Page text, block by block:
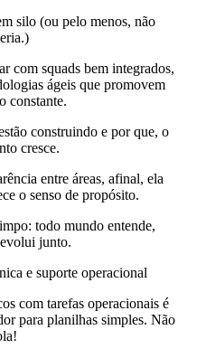
silo (ou pelo menos, não
comsquads bem integrados,
ágeis que promovem
constante.
construindo e por que, o
cresce.
entre áreas, afinal, ela
o senso de propósito.
todo mundo entende,
junto.
e suporte operacional
com tarefas operacionais é
para planilhas simples. Não